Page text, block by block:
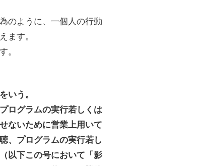
のように、一個人の行動
ます。
。
いう。
ログラムの実行若しくは
ないために営業上用いて
、プログラムの実行若し
以下この号において「影